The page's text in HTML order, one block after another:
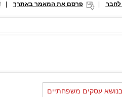
פרסם את המאמר באתרך |
עסקים משפחתיים